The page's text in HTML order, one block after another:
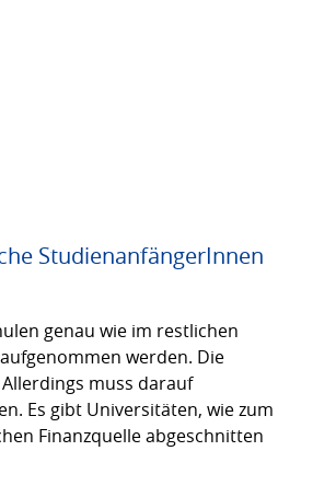
StudienanfängerInnen
genau wie im restlichen
werden. Die
muss darauf
Es gibt Universitäten, wie zum
Finanzquelle abgeschnitten